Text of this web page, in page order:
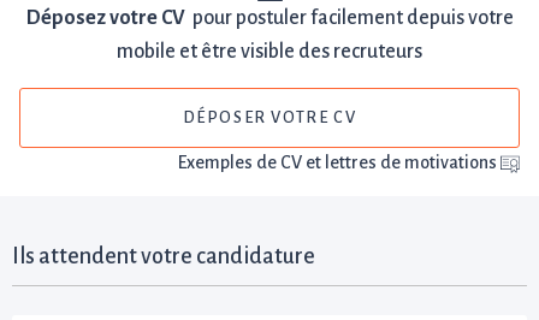
Déposez votre CVpour postuler facilement depuis votre
mobile et être visible des recruteurs
DÉPOSER VOTRE CV
Exemples de CV et lettres de motivations
Ils attendent votre candidature